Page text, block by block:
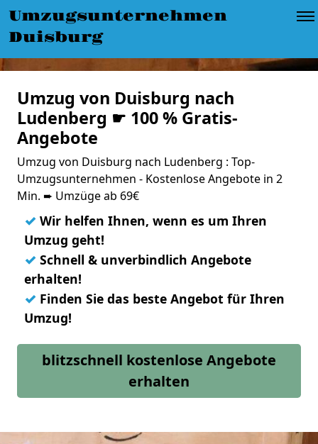
Umzugsunternehmen
Duisburg
Umzug von Duisburg nach
Ludenberg ☛ 100 % Gratis-
Angebote
Umzug von Duisburg nach Ludenberg : Top-
Umzugsunternehmen - Kostenlose Angebote in 2
Min. ➨ Umzüge ab 69€
✓ Wir helfen Ihnen, wenn es um Ihren
Umzug geht!
✓ Schnell & unverbindlich Angebote
erhalten!
✓ Finden Sie das beste Angebot für Ihren
Umzug!
blitzschnell kostenlose Angebote
erhalten